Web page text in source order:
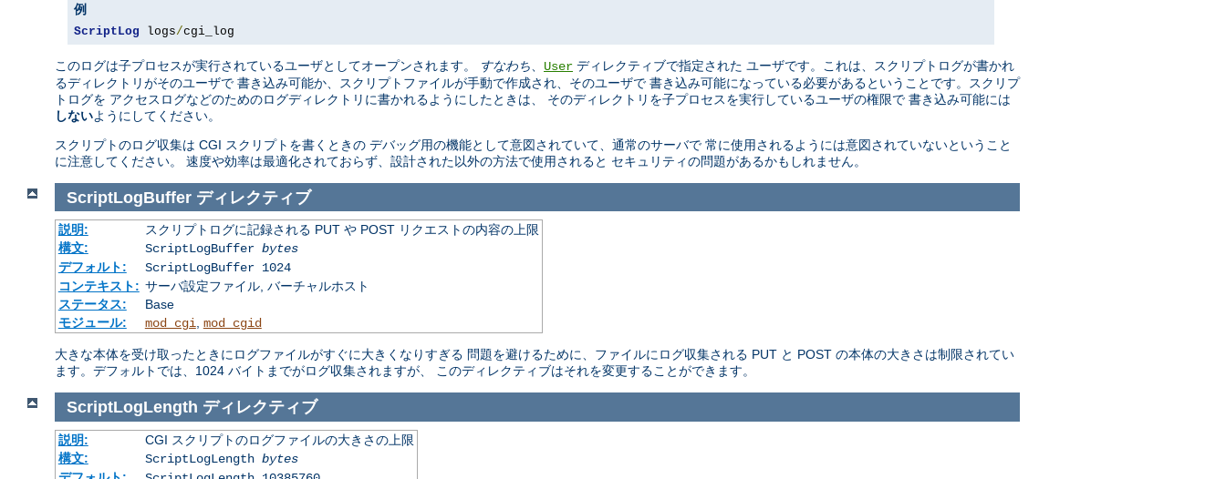
例
ScriptLog logs/cgi_log
このログは子プロセスが実行されているユーザとしてオープンされます。 すなわち User ディレクティブで指定された ユーザです。これは、スクリプトログが書かれ
るディレクトリがそのユーザで 書き込み可能か、スクリプトファイルが手動で作成され、そのユーザで 書き込み可能になっている必要があるということです。スクリプ
トログを アクセスログなどのためのログディレクトリに書かれるようにしたときは、 そのディレクトリを子プロセスを実行しているユーザの権限で 書き込み可能には
しないようにしてください。
スクリプトのログ収集は CGI スクリプトを書くときの デバッグ用の機能として意図されていて、通常のサーバで 常に使用されるようには意図されていないということ
に注意してください。 速度や効率は最適化されておらず、設計された以外の方法で使用されると セキュリティの問題があるかもしれません。
ScriptLogBuffer ディレクティブ
説明:
スクリプトログに記録される PUT や POST リクエストの内容の上限
構文:
ScriptLogBuffer bytes
デフォルト:
ScriptLogBuffer 1024
コンテキスト: サーバ設定ファイル, バーチャルホスト
ステータス:
Base
モジュール:
mod_cgi, mod_cgid
大きな本体を受け取ったときにログファイルがすぐに大きくなりすぎる 問題を避けるために、ファイルにログ収集される PUT と POST の本体の大きさは制限されてい
ます。デフォルトでは、1024 バイトまでがログ収集されますが、 このディレクティブはそれを変更することができます。
ScriptLogLength ディレクティブ
説明:
CGI スクリプトのログファイルの大きさの上限
構文:
ScriptLogLength bytes